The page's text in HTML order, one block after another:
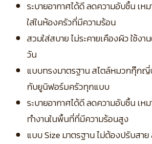
ระบายอากาศได้ดี ลดความอับชื้น เห
ใส่ในห้องครัวที่มีความร้อน
สวมใส่สบาย ไม่ระคายเคืองผิว ใช้ง
วัน
แบบทรงมาตรฐาน สไตล์หมวกกุ๊กญี่
กับยูนิฟอร์มครัวทุกแบบ
ระบายอากาศได้ดี ลดความอับชื้น เห
ทำงานในพื้นที่ที่มีความร้อนสูง
แบบ Size มาตรฐาน ไม่ต้องปรับสาย